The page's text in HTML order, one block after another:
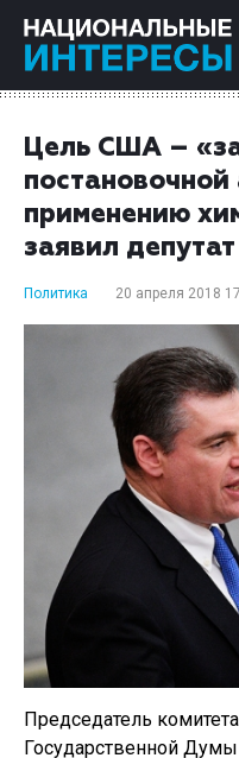
Цель США –
применению
заявил
Политика 20 апреля 2018
Председатель
Государственной